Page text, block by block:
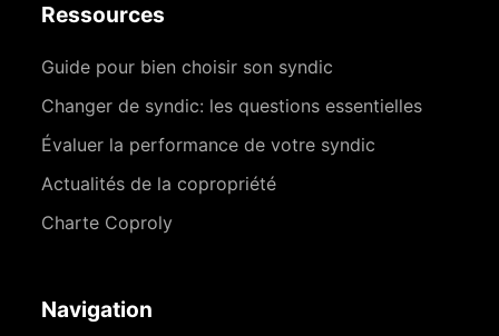
Ressources
Guide pour bien choisir son syndic
Changer de syndic: les questions essentielles
Évaluer la performance de votre syndic
Actualités de la copropriété
Charte Coproly
Navigation